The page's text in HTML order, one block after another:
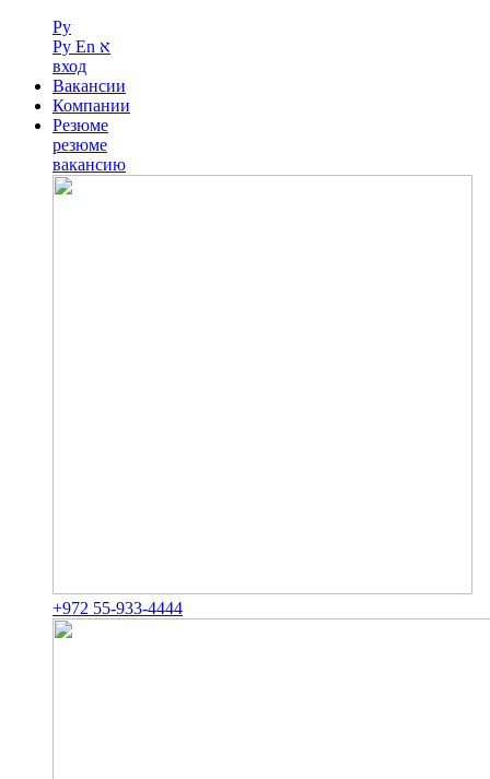
Ру
Ру En א
вход
Вакансии
Компании
Резюме
резюме
вакансию
+972 55-933-4444